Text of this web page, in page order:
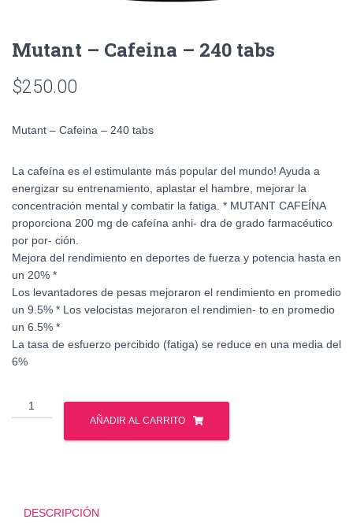
Mutant – Cafeina – 240 tabs
$250.00
Mutant – Cafeina – 240 tabs
La cafeína es el estimulante más popular del mundo! Ayuda a
energizar su entrenamiento, aplastar el hambre, mejorar la
concentración mental y combatir la fatiga. * MUTANT CAFEÍNA
proporciona 200 mg de cafeína anhi- dra de grado farmacéutico
por por- ción.
Mejora del rendimiento en deportes de fuerza y potencia hasta en
un 20% *
Los levantadores de pesas mejoraron el rendimiento en promedio
un 9.5% * Los velocistas mejoraron el rendimien- to en promedio
un 6.5% *
La tasa de esfuerzo percibido (fatiga) se reduce en una media del
6%
Mutant
-
AÑADIR AL CARRITO
DESCRIPCIÓN